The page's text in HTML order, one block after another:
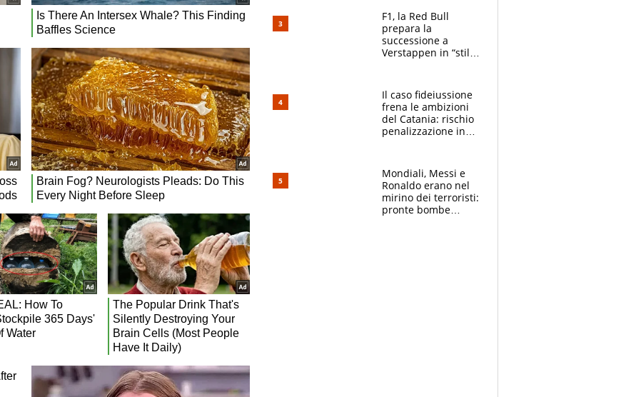
vero obiettivo di
Marotta
F1, la Red Bull
prepara la
successione a
Verstappen in “stile
attacco all’Italia
Il caso fideiussione
frena le ambizioni
del Catania: rischio
penalizzazione in
Mondiali, Messi e
Ronaldo erano nel
mirino dei terroristi:
pronte bombe